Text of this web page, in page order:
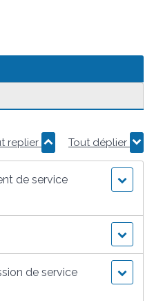
replier Tout déplier
de service
de service